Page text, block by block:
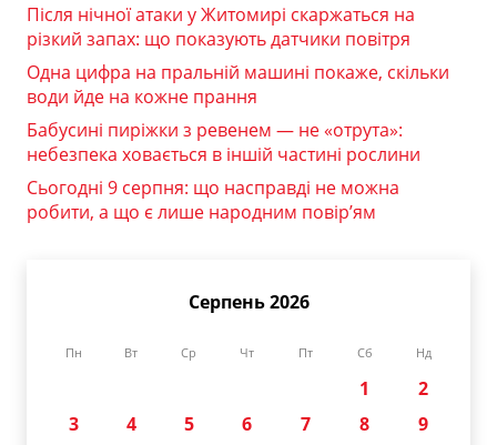
Після нічної атаки у Житомирі скаржаться на
різкий запах: що показують датчики повітря
Одна цифра на пральній машині покаже, скільки
води йде на кожне прання
Бабусині пиріжки з ревенем — не «отрута»:
небезпека ховається в іншій частині рослини
Сьогодні 9 серпня: що насправді не можна
робити, а що є лише народним повір’ям
Серпень 2026
Пн Вт Ср Чт Пт Сб Нд
1
2
3
4 5 6 7 8
9